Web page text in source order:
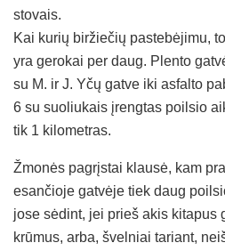
stovais.
Kai kurių biržiečių pastebėjimu,
yra gerokai per daug. Plento
su M. ir J. Yčų gatve iki asfalto
6 su suoliukais įrengtas poilsio
tik 1 kilometras.
Žmonės pagrįstai klausė, kam
esančioje gatvėje tiek daug
jose sėdint, jei prieš akis kitapus
krūmus, arba, švelniai tariant,